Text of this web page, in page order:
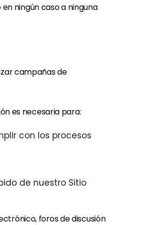
ningún caso a ninguna
campañas de
es necesaria para:
con los procesos
de nuestro Sitio
foros de discusión